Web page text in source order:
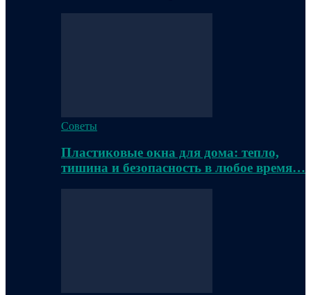
Советы
Пластиковые окна для дома: тепло,
тишина и безопасность в любое время…